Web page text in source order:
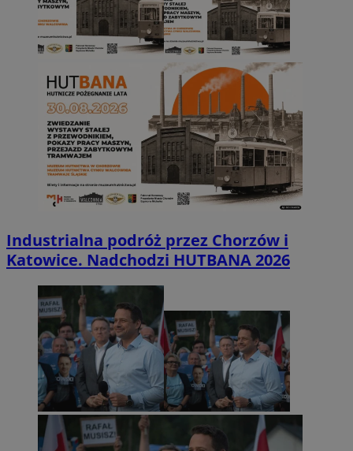
Industrialna podróż przez Chorzów i
Katowice. Nadchodzi HUTBANA 2026